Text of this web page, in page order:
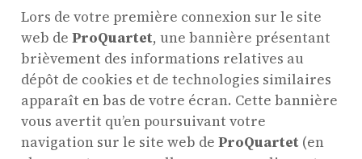
Lors de votre première connexion sur le site
web deProQuartet, une bannière présentant
brièvement des informations relatives au
dépôt de cookies et de technologies similaires
apparaît en bas de votre écran. Cette bannière
vous avertit qu’en poursuivant votre
navigation sur le site web deProQuartet (en